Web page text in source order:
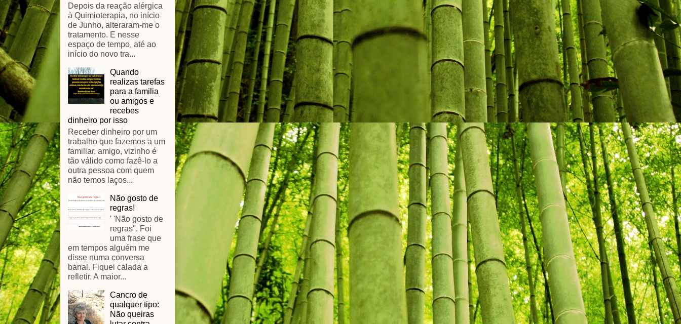
Depois da reação alérgica
à Quimioterapia, no início
de Junho, alteraram-me o
tratamento. E nesse
espaço de tempo, até ao
início do novo tra...
Quando
realizas tarefas
para a familia
ou amigos e
recebes
dinheiro por isso
Receber dinheiro por um
trabalho que fazemos a um
familiar, amigo, vizinho é
tão válido como fazê-lo a
outra pessoa com quem
não temos laços...
Não gosto de
regras!
' 'Não gosto de
regras''. Foi
uma frase que
em tempos alguém me
disse numa conversa
banal. Fiquei calada a
refletir. A maior...
Cancro de
qualquer tipo:
Não queiras